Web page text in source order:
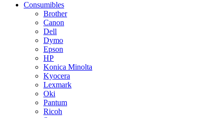
Consumibles
Brother
Canon
Dell
Dymo
Epson
HP
Konica Minolta
Kyocera
Lexmark
Oki
Pantum
Ricoh